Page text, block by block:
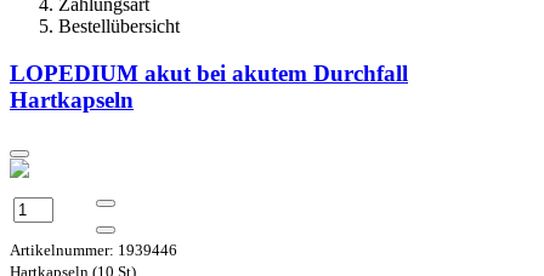
Zahlungsart
Bestellübersicht
LOPEDIUM akut bei akutem Durchfall
Hartkapseln
Artikelnummer: 1939446
Hartkapseln (10 St)